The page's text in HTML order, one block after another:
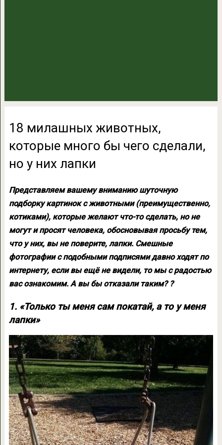
18 милашных животных,
которые много бы чего сделали,
но у них лапки
Представляем вашему вниманию шуточную
подборку картинок с животными (преимущественно,
котиками), которые желают что-то сделать, но не
могут и просят человека, обосновывая просьбу тем,
что у них, вы не поверите, лапки. Смешные
фотографии с подобными подписями давно ходят по
интернету, если вы ещё не видели, то мы с радостью
вас ознакомим. А вы бы отказали таким? ?
1. «Только ты меня сам покатай, а то у меня
лапки»